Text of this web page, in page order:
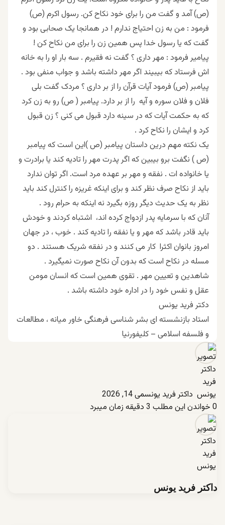
(ص) آمد و گفت من را برای خود نکاح کن. رسول اکرم (ص)
فرمود : من به زن احتیاج ندارم ! در همانجا یک صحابی بود و
گفت که یا رسول خدا پس همین زن را برای من نکاح کن !
پیامیر فرمود : مهر داری ؟ گفت نه فقیرم . سه بار او را به خانه
اش فرستاد که بیبیند اگر مهر داشته باشد و جواب منفی بود .
پیامبر (ص) فرمود آیات قرآن را از بر داری ؟ مردک گفت بلی
فلان و فلان سوره و آیه را از بر دارد. پیامبر ( ص) رو به زن کرد
که به حکمت آیات که در سینه دارد قبول می کنی ؟ زن قبول
کرد و ایشان را نکاح کرد .
یک نکته مهم درین داستان پیامبر (ص )این است که پیامبر
(ص ) نگفت برو بیبین که اگر پدرت مهر را تادیه کند یا برادرت و
یا خانواده ات . نفقه و مهر بر عهده مرد است. اگر توان ندارد
باید از نکاح صرف نظر کند و برای اینکه غریزه را کنترل کند باید
نظر به یک حدیث دیگر روزه بگیرد نه اینکه به حرام رود .
آنان که با سرمایه پدر ازدواج کرده اند، اشتباه کردند و خودش
باید قادر باشد که مهر و یا نفقه را تادیه کند . خوب ، در جهان
امروز بانوان اکثرا کار می کنند و در نفقه شریک هستند . دو
مسله در نکاح است که بدون آن نکاح صورت نمیگیرد .
شاهدین و تعیین مهر . تقوی همین است که انسان مومن
عقل و نفس خود را در اداره خود داشته باشد .
دکتر فرید یونس
استاد بازنشسته ای بشر شناسی فرهنگی خاور میانه ، مطالعات
و فلسفه اسلامی – کلیفورنیا
داکتر فرید یونسمی 14, 2026
0 خواندن این مطلب 3 دقیقه زمان میبرد
داکتر فرید یونس